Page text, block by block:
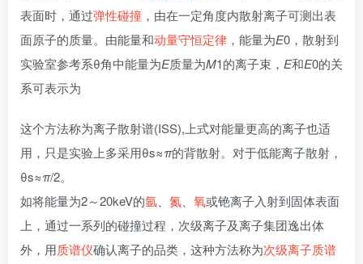
表面时，通过弹性碰撞 ，由在一定角度内散射离子可测出表
面原子的质量。由能量和动量守恒定律 ，能量为E0，散射到
实验室参考系θ角中能量为E质量为M1的离子束， E和E0的关
系可表示为
这个方法称为离子散射谱(ISS),上式对能量更高的离子也适
用，只是实验上多采用θs≈π的背散射。对于低能离子散射，
θs≈π/2。
如将能量为2～20keV的氩 氮 氧或铯离子入射到固体表面
上，通过一系列的碰撞过程，次级离子及离子集团逸出体
外，用质谱仪确认离子的品类，这种方法称为次级离子质谱